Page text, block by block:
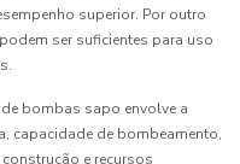
superior. Por outro
ser suficientes para uso
bombas sapo envolve a
capacidade de bombeamento,
e recursos